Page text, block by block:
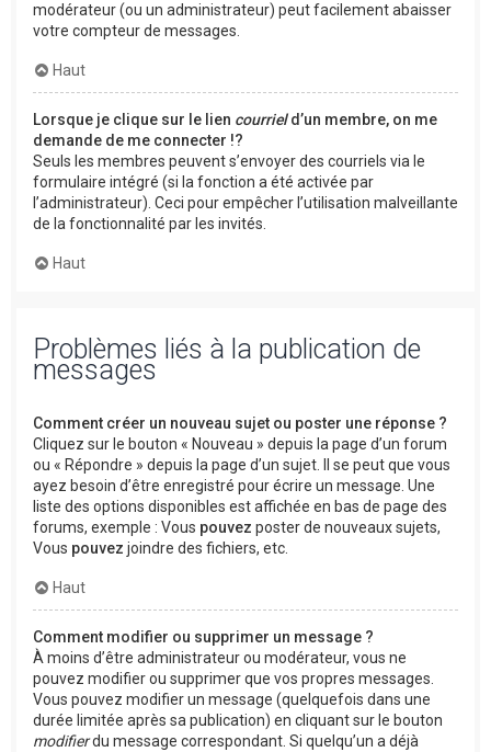
modérateur (ou un administrateur) peut facilement abaisser
votre compteur de messages.
Haut
Lorsque je clique sur le lien courrield’un membre, on me
demande de me connecter !?
Seuls les membres peuvent s’envoyer des courriels via le
formulaire intégré (si la fonction a été activée par
l’administrateur). Ceci pour empêcher l’utilisation malveillante
de la fonctionnalité par les invités.
Haut
Problèmes liés à la publication de
messages
Comment créer un nouveau sujet ou poster une réponse ?
Cliquez sur le bouton « Nouveau » depuis la page d’un forum
ou « Répondre » depuis la page d’un sujet. Il se peut que vous
ayez besoin d’être enregistré pour écrire un message. Une
liste des options disponibles est affichée en bas de page des
forums, exemple : Vous pouvez poster de nouveaux sujets,
Vous pouvez joindre des fichiers, etc.
Haut
Comment modifier ou supprimer un message ?
À moins d’être administrateur ou modérateur, vous ne
pouvez modifier ou supprimer que vos propres messages.
Vous pouvez modifier un message (quelquefois dans une
durée limitée après sa publication) en cliquant sur le bouton
modifierdu message correspondant. Si quelqu’un a déjà